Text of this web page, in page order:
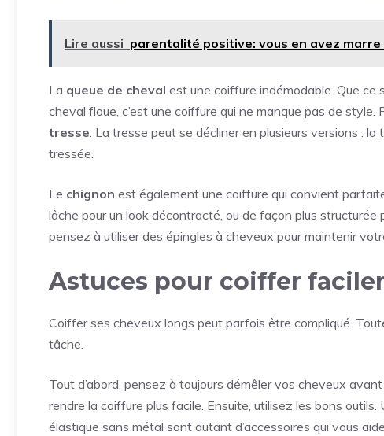
Lire aussi parentalité positive: vous en avez
La queue de cheval est une coiffure indémodable. Que ce
cheval floue, c’est une coiffure qui ne manque pas de
tresse. La tresse peut se décliner en plusieurs versions :
tressée.
Le chignon est également une coiffure qui convient
lâche pour un look décontracté, ou de façon plus structurée
pensez à utiliser des épingles à cheveux pour maintenir
Astuces pour coiffer
Coiffer ses cheveux longs peut parfois être compliqué.
tâche.
Tout d’abord, pensez à toujours démêler vos cheveux
rendre la coiffure plus facile. Ensuite, utilisez les bons
élastique sans métal sont autant d’accessoires qui vous